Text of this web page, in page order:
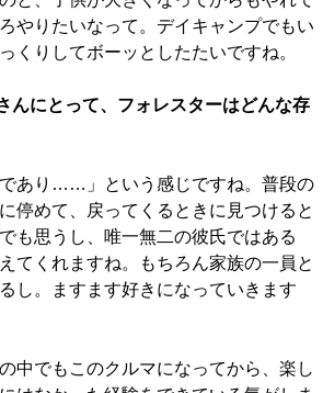
やりたいなって。デイキャンプでもい
くりしてボーッとしたたいですね。
にとって、フォレスターはどんな存
であり……」という感じですね。普段の
停めて、戻ってくるときに見つけると
も思うし、唯一無二の彼氏ではある
てくれますね。もちろん家族の一員と
し。ますます好きになっていきます
中でもこのクルマになってから、楽し